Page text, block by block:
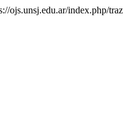
ojs.unsj.edu.ar/index.php/